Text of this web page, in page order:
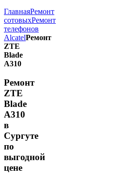
ГлавнаяРемонт
сотовыхРемонт
телефонов
AlcatelРемонт
ZTE
Blade
A310
Ремонт
ZTE
Blade
A310
в
Сургуте
по
выгодной
цене